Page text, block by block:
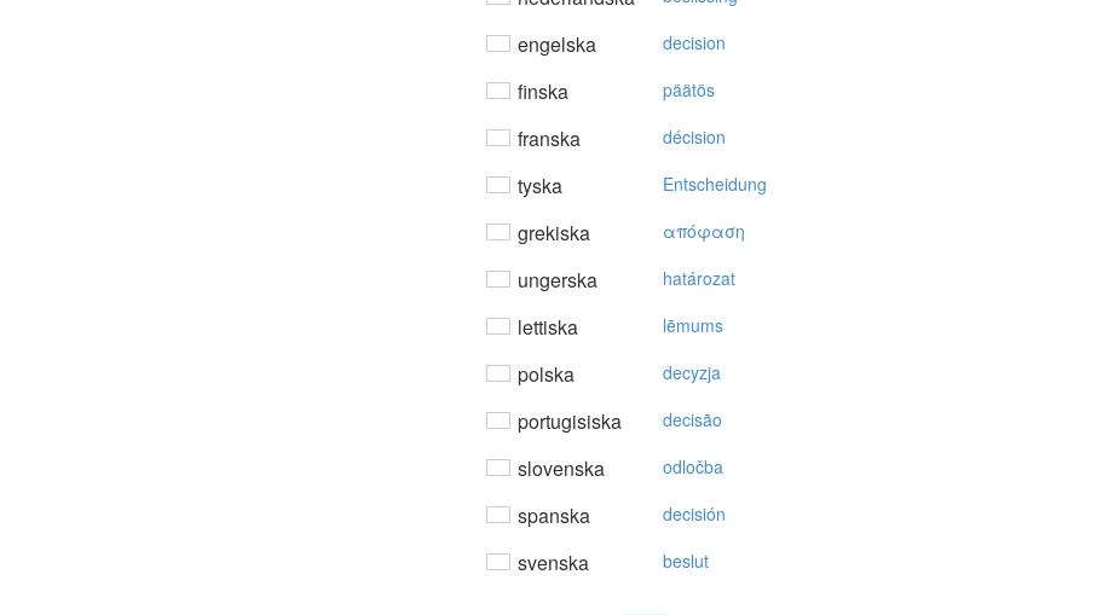
engelska decision
finska päätös
franska décision
tyska Entscheidung
grekiska απόφαση
ungerska határozat
lettiska lēmums
polska decyzja
portugisiska decisão
slovenska odločba
spanska decisión
svenska beslut